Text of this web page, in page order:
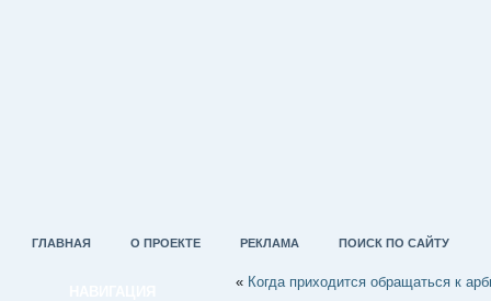
ГЛАВНАЯ О ПРОЕКТЕ РЕКЛАМА ПОИСК ПО САЙТУ
« Когда приходится обращаться к